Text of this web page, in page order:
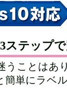
テップ
うことはあ
簡単にラベ